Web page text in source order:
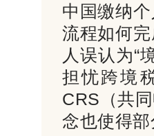
中国缴纳
流程如何
人误认为“
担忧跨境
CRS（共
念也使得部